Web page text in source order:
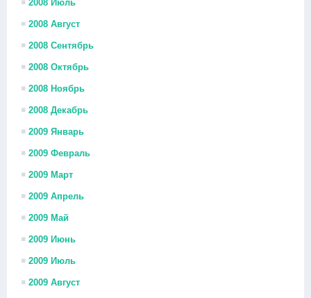
2008 Июль
2008 Август
2008 Сентябрь
2008 Октябрь
2008 Ноябрь
2008 Декабрь
2009 Январь
2009 Февраль
2009 Март
2009 Апрель
2009 Май
2009 Июнь
2009 Июль
2009 Август